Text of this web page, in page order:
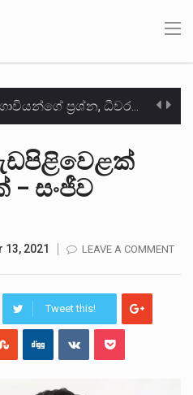
උපරිමාධිකරණ විනිශ්චයකාරවරුන්ගේ හා ඉන් පහළ විනිශ්චයකාරවරුන්ගේ විශ්‍රාම වයස දීර්ඝ කිරීම සඳහා සකස් කර ඇති විසිදෙවන…
බන්ධනාගාර රැදවියන් 1,021 දෙනෙකු ඉකුත් වසර පහක කාලය තුලදී (2020 ජනවාරි 01 සිට 2025 දෙසැම්බර්…
සංජීව
13, 2021 LEAVE A COMMENT
Tweet this!